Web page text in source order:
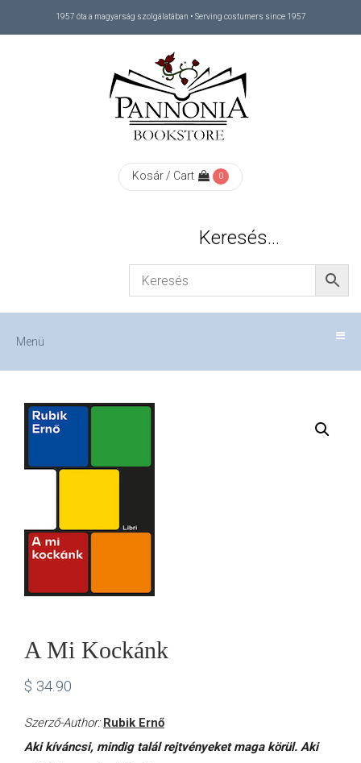
1957 óta a magyarság szolgálatában • Serving costumers since 1957
Kosár / Cart 0
Keresés…
Menü
KAPCSOLAT
US
A Mi Kockánk
$ 34.90
Szerző-Author: Rubik Ernő
Aki kíváncsi, mindig talál rejtvényeket maga körül. Aki